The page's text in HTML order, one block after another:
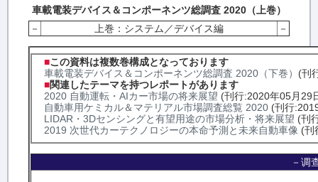
車載電装デバイス＆コンポーネンツ総調査 2020（上巻）
－
上巻：システム／デバイス編 －
■この資料は複数巻構成となっております
車載電装デバイス＆コンポーネンツ総調査 2020（下巻） (刊
■関連したテーマを持つレポートがあります
2020 自動運転・AIカー市場の将来展望 (刊行:2020年05月29
自動車用ケミカル＆マテリアル市場調査総覧 2020 (刊行
LIDAR・3Dセンシングと有望用途の市場分析・将来展望 (刊
2019 次世代カーテクノロジーの本命予測と未来自動車像 (刊
－调